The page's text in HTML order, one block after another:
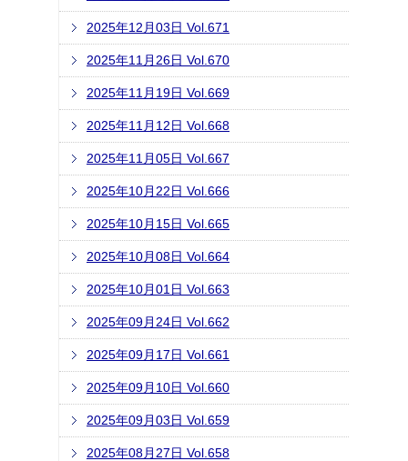
2025年12月03日 Vol.671
2025年11月26日 Vol.670
2025年11月19日 Vol.669
2025年11月12日 Vol.668
2025年11月05日 Vol.667
2025年10月22日 Vol.666
2025年10月15日 Vol.665
2025年10月08日 Vol.664
2025年10月01日 Vol.663
2025年09月24日 Vol.662
2025年09月17日 Vol.661
2025年09月10日 Vol.660
2025年09月03日 Vol.659
2025年08月27日 Vol.658